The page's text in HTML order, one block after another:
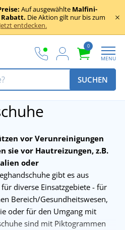
Auf ausgewählte Malfini-
Rabatt. Die Aktion gilt nur bis zum
Jetzt entdecken.
0
MENU
SUCHEN
vor Verunreinigungen
sie vor Hautreizungen, z.B.
oder
gibt es aus
diverse Einsatzgebiete - für
Bereich/Gesundheitswesen,
oder für den Umgang mit
sind mit Piktogrammen